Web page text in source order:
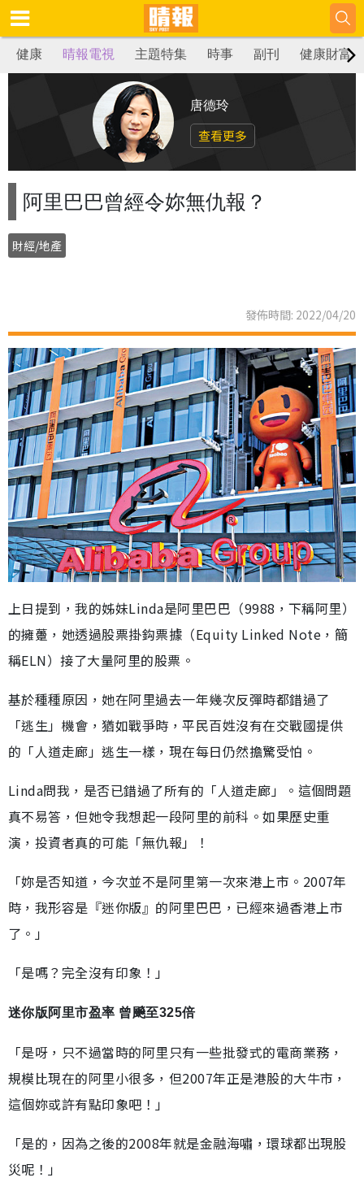
健康 晴報電視 主題特集 時事 副刊 健康財富
唐德玲
查看更多
阿里巴巴曾經令妳無仇報？
財經/地產
發佈時間: 2022/04/20
上日提到，我的姊妹Linda是阿里巴巴（9988，下稱阿里）
的擁躉，她透過股票掛鈎票據（Equity Linked Note，簡
稱ELN）接了大量阿里的股票。
基於種種原因，她在阿里過去一年幾次反彈時都錯過了
「逃生」機會，猶如戰爭時，平民百姓沒有在交戰國提供
的「人道走廊」逃生一樣，現在每日仍然擔驚受怕。
Linda問我，是否已錯過了所有的「人道走廊」。這個問題
真不易答，但她令我想起一段阿里的前科。如果歷史重
演，投資者真的可能「無仇報」！
「妳是否知道，今次並不是阿里第一次來港上市。2007年
時，我形容是『迷你版』的阿里巴巴，已經來過香港上市
了。」
「是嗎？完全沒有印象！」
迷你版阿里市盈率 曾飈至325倍
「是呀，只不過當時的阿里只有一些批發式的電商業務，
規模比現在的阿里小很多，但2007年正是港股的大牛市，
這個妳或許有點印象吧！」
「是的，因為之後的2008年就是金融海嘯，環球都出現股
災呢！」